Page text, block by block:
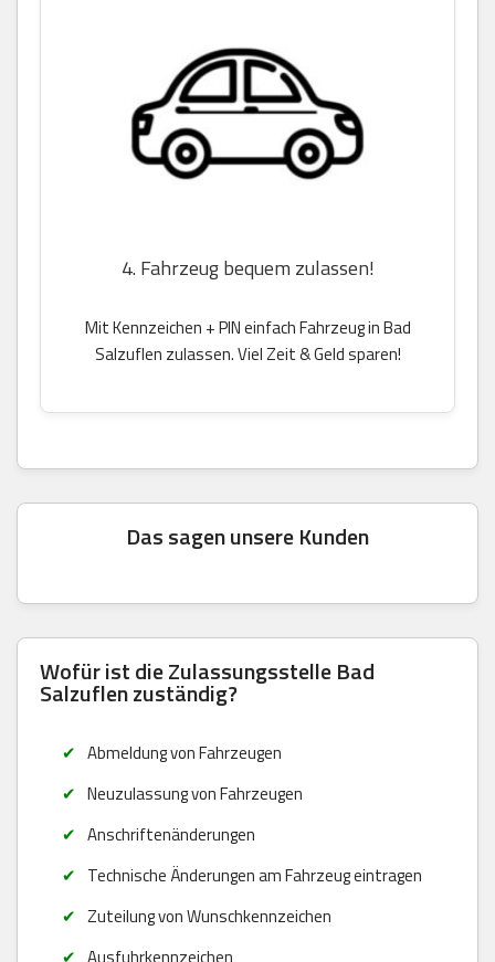
4. Fahrzeug bequem zulassen!
Mit Kennzeichen + PIN einfach Fahrzeug in Bad
Salzuflen zulassen. Viel Zeit & Geld sparen!
Das sagen unsere Kunden
Wofür ist die Zulassungsstelle Bad
Salzuflen zuständig?
Abmeldung von Fahrzeugen
Neuzulassung von Fahrzeugen
Anschriftenänderungen
Technische Änderungen am Fahrzeug eintragen
Zuteilung von Wunschkennzeichen
Ausfuhrkennzeichen